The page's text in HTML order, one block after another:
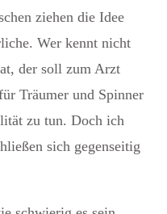
ziehen die Idee
Wer kennt nicht
der soll zum Arzt
Träumer und Spinner
zu tun. Doch ich
sich gegenseitig